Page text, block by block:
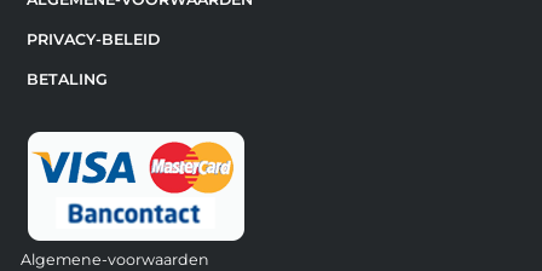
PRIVACY-BELEID
BETALING
Algemene-voorwaarden